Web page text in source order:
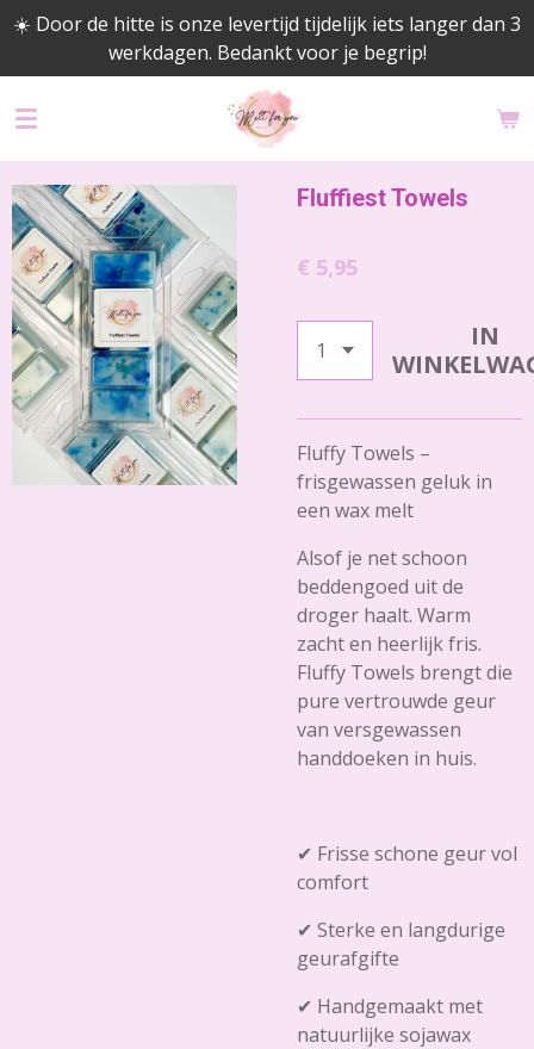
Ga
naar
de
☀️ Door de hitte is onze levertijd tijdelijk iets langer dan 3
werkdagen. Bedankt voor je begrip!
Fluffiest Towels
€ 5,95
IN
Fluffy Towels –
frisgewassen geluk in
een wax melt
Alsof je net schoon
beddengoed uit de
droger haalt. Warm
zacht en heerlijk fris.
Fluffy Towels brengt die
pure vertrouwde geur
van versgewassen
handdoeken in huis.
✔ Frisse schone geur vol
comfort
✔ Sterke en langdurige
geurafgifte
✔ Handgemaakt met
natuurlijke sojawax